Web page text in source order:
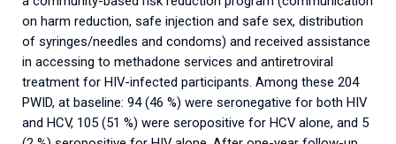
on harm reduction, safe injection and safe sex, distribution
of syringes/needles and condoms) and received assistance
in accessing to methadone services and antiretroviral
treatment for HIV-infected participants. Among these 204
PWID, at baseline: 94 (46 %) were seronegative for both HIV
and HCV, 105 (51 %) were seropositive for HCV alone, and 5